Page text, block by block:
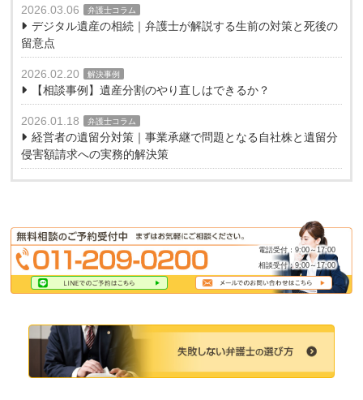
2026.03.06 弁護士コラム
デジタル遺産の相続｜弁護士が解説する生前の対策と死後の
留意点
2026.02.20 解決事例
【相談事例】遺産分割のやり直しはできるか？
2026.01.18 弁護士コラム
経営者の遺留分対策｜事業承継で問題となる自社株と遺留分
侵害額請求への実務的解決策
相談受付：9:00～17:00
電話受付：9:00～17:00